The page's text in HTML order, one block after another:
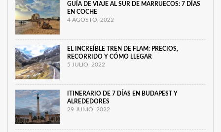
GUÍA DE VIAJE AL SUR DE MARRUECOS: 7 DÍAS
EN COCHE
4 AGOSTO, 2022
EL INCREÍBLE TREN DE FLAM: PRECIOS,
RECORRIDO Y CÓMO LLEGAR
5 JULIO, 2022
ITINERARIO DE 7 DÍAS EN BUDAPEST Y
ALREDEDORES
29 JUNIO, 2022